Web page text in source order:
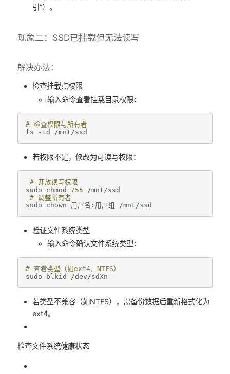
引”）。
现象二：SSD已挂载但无法读写
解决办法：
检查挂载点权限
输入命令查看挂载目录权限：
# 检查权限与所有者
ls
- ld /mnt/ssd
若权限不足，修改为可读写权限：
# 开放读写权限
sudo
chmod 755 /mnt /ssd
# 调整所有者
sudo
chown 用户名 : 用户组 /mnt /ssd
验证文件系统类型
输入命令确认文件系统类型：
# 查看类型（如ext4、NTFS）
sudo
blkid /dev/sdXn
若类型不兼容（如NTFS），需备份数据后重新格式化为
ext4。
检查文件系统健康状态